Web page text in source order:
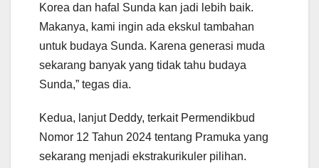
Korea dan hafal Sunda kan jadi lebih baik.
Makanya, kami ingin ada ekskul tambahan
untuk budaya Sunda. Karena generasi muda
sekarang banyak yang tidak tahu budaya
Sunda,” tegas dia.
Kedua, lanjut Deddy, terkait Permendikbud
Nomor 12 Tahun 2024 tentang Pramuka yang
sekarang menjadi ekstrakurikuler pilihan.